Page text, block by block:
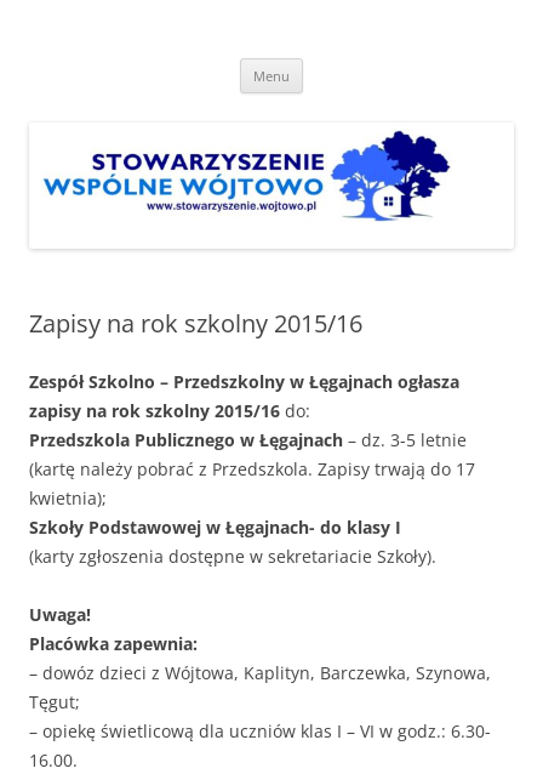
Wójtowo"
Menu
Zapisy na rok szkolny 2015/16
Zespół Szkolno – Przedszkolny w Łęgajnach ogłasza
zapisy na rok szkolny 2015/16 do:
Przedszkola Publicznego w Łęgajnach – dz. 3-5 letnie
(kartę należy pobrać z Przedszkola. Zapisy trwają do 17
kwietnia);
Szkoły Podstawowej w Łęgajnach- do klasy I
(karty zgłoszenia dostępne w sekretariacie Szkoły).
Uwaga!
Placówka zapewnia:
– dowóz dzieci z Wójtowa, Kaplityn, Barczewka, Szynowa,
Tęgut;
– opiekę świetlicową dla uczniów klas I – VI w godz.: 6.30-
16.00.